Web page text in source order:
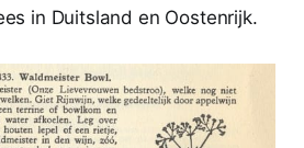
in Duitsland en Oostenrijk.